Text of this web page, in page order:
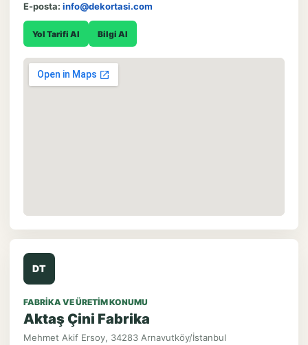
E-posta: info@dekortasi.com
Yol Tarifi Al Bilgi Al
DT
FABRIKA VE ÜRETIM KONUMU
Aktaş Çini Fabrika
Mehmet Akif Ersoy, 34283 Arnavutköy/İstanbul